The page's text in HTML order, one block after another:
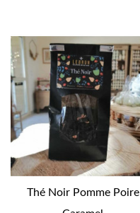
Thé Noir Pomme Poire